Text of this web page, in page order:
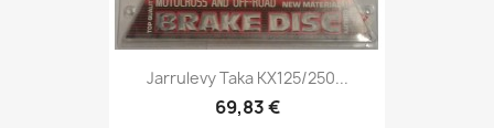
Jarrulevy Taka KX125/250...
69,83 €